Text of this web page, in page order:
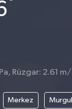
Rüzgar: 2.61
Merkez Murgul